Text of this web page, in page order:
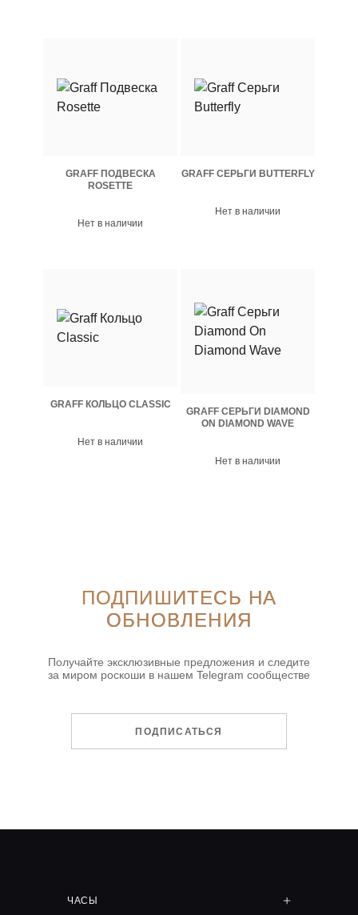
GRAFF ПОДВЕСКА
ROSETTE
Нет в наличии
GRAFF СЕРЬГИ BUTTERFLY
Нет в наличии
GRAFF КОЛЬЦО CLASSIC
Нет в наличии
GRAFF СЕРЬГИ DIAMOND
ON DIAMOND WAVE
Нет в наличии
ПОДПИШИТЕСЬ НА
ОБНОВЛЕНИЯ
Получайте эксклюзивные предложения и следите
за миром роскоши в нашем Telegram сообществе
ПОДПИСАТЬСЯ
ЧАСЫ